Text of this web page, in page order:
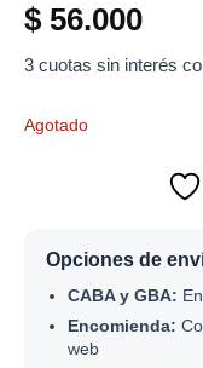
$ 56.000
3 cuotas sin interés
Agotado
Opciones de
CABA y GBA:
Encomienda:
web